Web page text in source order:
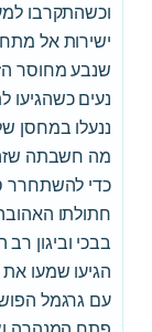
וכשהתקרבו
ישירות אל
שנבע מחוסר
נעים כשהגיעו
ננעלו במחסן
מה חשבתה
כדי להשתחרר
חתולתו
בבכי וביגון
הגיעו שמעו
עם גרגמל